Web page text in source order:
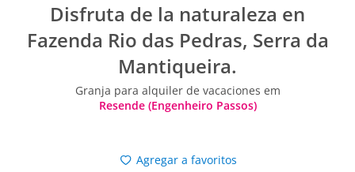
Disfruta de la naturaleza en
Fazenda Rio das Pedras, Serra da
Mantiqueira.
Granja para alquiler de vacaciones em
Resende (Engenheiro Passos)
Agregar a favoritos